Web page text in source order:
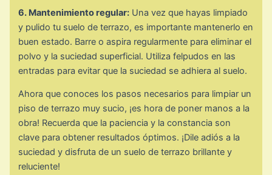
6. Mantenimiento regular: Una vez que hayas limpiado
y pulido tu suelo de terrazo, es importante mantenerlo en
buen estado. Barre o aspira regularmente para eliminar el
polvo y la suciedad superficial. Utiliza felpudos en las
entradas para evitar que la suciedad se adhiera al suelo.
Ahora que conoces los pasos necesarios para limpiar un
piso de terrazo muy sucio, ¡es hora de poner manos a la
obra! Recuerda que la paciencia y la constancia son
clave para obtener resultados óptimos. ¡Dile adiós a la
suciedad y disfruta de un suelo de terrazo brillante y
reluciente!